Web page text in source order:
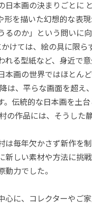
日本画の決まりごとに
形を描いた幻想的な表
るのか」という問いに
けては、絵の具に限ら
れる型紙など、身近で
本画の世界ではほとん
は、平らな画面を超え
。伝統的な日本画を土
の作品には、そうした
は毎年欠かさず新作を
新しい素材や方法に挑
力でした。
に、コレクターやご